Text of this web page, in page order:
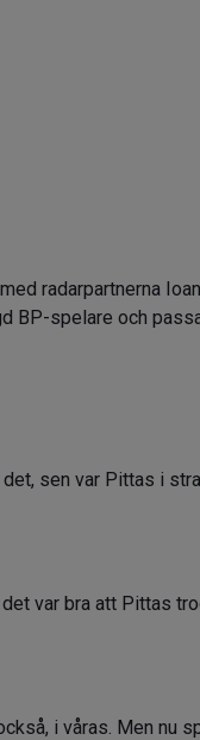
radarpartnerna
BP-spelare och
sen var Pittas i
var bra att Pittas
i våras. Men nu